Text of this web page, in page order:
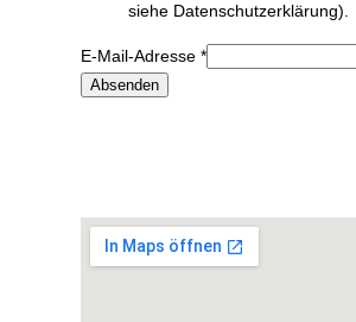
siehe Datenschutzerklärung).
E-Mail-Adresse *
Absenden